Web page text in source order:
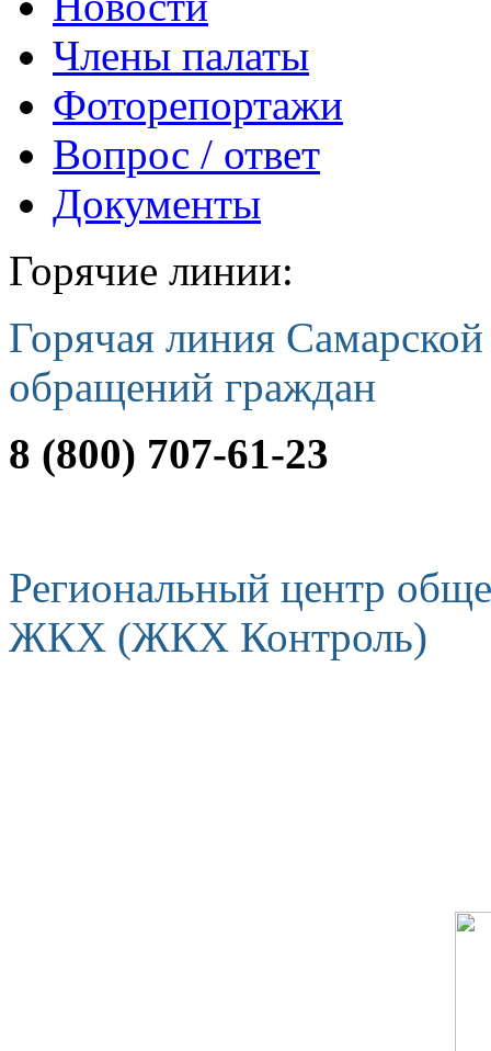
Члены палаты
Фоторепортажи
Вопрос / ответ
Документы
Горячие линии:
Горячая линия
обращений граждан
8 (800) 707-61-23
Региональный центр
ЖКХ (ЖКХ Контроль)